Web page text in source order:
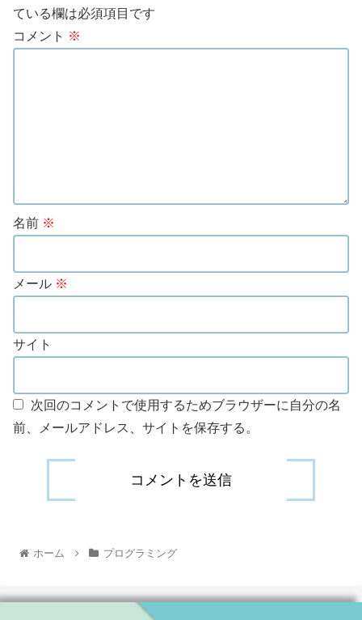
ている欄は必須項目です
コメント ※
名前 ※
メール ※
サイト
次回のコメントで使用するためブラウザーに自分の名
前、メールアドレス、サイトを保存する。
ホーム プログラミング